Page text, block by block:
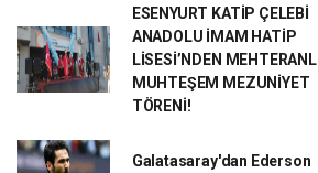
ESENYURT KATİP ÇELEBİ
ANADOLU İMAM HATİP
LİSESİ’NDEN MEHTERANLI
MUHTEŞEM MEZUNİYET
TÖRENİ!
Galatasaray'dan Ederson